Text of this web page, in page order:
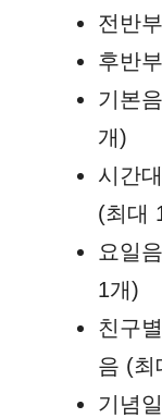
전반
후반
기본
개)
시간
(최대
요일
1개)
친구
음 (최
기념